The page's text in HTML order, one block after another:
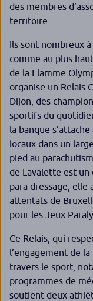
des membres
territoire.
Ils sont nombreux
comme au plus
de la Flamme
organise un Relais
Dijon, des
sportifs du
la banque
locaux dans un
pied au
de Lavalette est un
para dressage, elle
attentats de
pour les Jeux
Ce Relais, qui
l’engagement de
travers le sport,
programmes de
soutient deux